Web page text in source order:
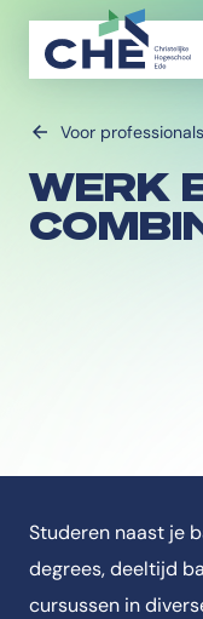
Voor
WERK
Studeren naast je
degrees, deeltijd
cursussen in